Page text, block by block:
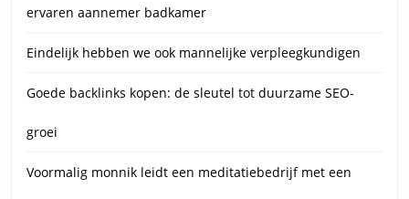
ervaren aannemer badkamer
Eindelijk hebben we ook mannelijke verpleegkundigen
Goede backlinks kopen: de sleutel tot duurzame SEO-
groei
Voormalig monnik leidt een meditatiebedrijf met een